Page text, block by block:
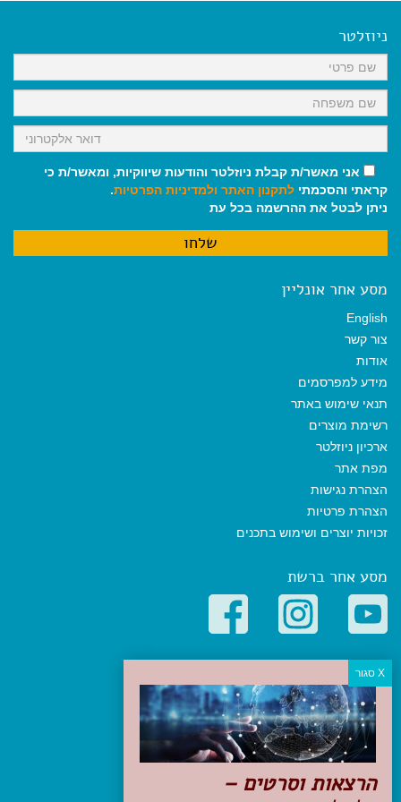
k
p
m
ניוזלטר
אני מאשר/ת קבלת ניוזלטר והודעות שיווקיות, ומאשר/ת כי
קראתי והסכמתי לתקנון האתר ולמדיניות הפרטיות.
ניתן לבטל את ההרשמה בכל עת
מסע אחר אונליין
English
צור קשר
אודות
מידע למפרסמים
תנאי שימוש באתר
רשימת מוצרים
ארכיון ניוזלטר
מפת אתר
הצהרת נגישות
הצהרת פרטיות
זכויות יוצרים ושימוש בתכנים
מסע אחר ברשת
קטגוריות פופולריות
יעדים
טיולים בישראל
מלונות בוטיק בישראל
טיפים והמלצות
הכנות לנסיעה
הרצאות וסרטים –